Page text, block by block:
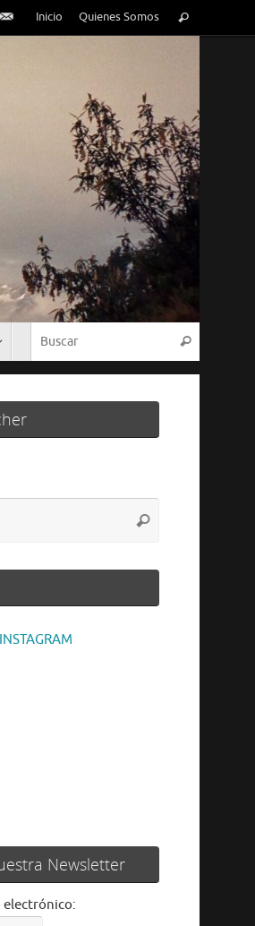
Inicio Quienes Somos
Newsletter
electrónico: